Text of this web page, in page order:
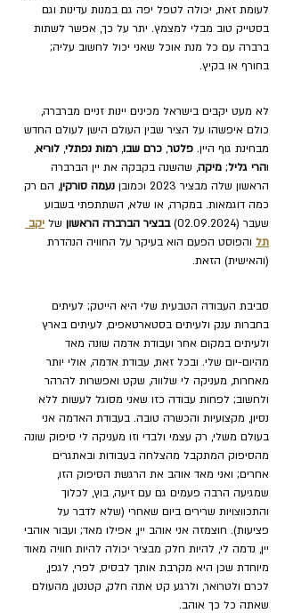
לעומת זאת, יכולה לטפל יפה גם במנות עדינות וגם
בסטייק טוב מבלי למצמץ. יתר על כך, אפשר לשתות
ברברה עם כל מנת אוכל שאני יכול לחשוב עליה;
בחורף או בקיץ.
לא מעט יקבים בישראל מכינים יינות זניים מברברה,
כולם איפשהו על הציר שבין העולם הישן לעולם החדש
מבחינת גוף היין. פלטר, כרם שבו, רמות נפתלי, לוריא,
והרי גליל; מיקה, שהשנה בקבקה את יין הברברה
הראשון שלה מבציר 2023 וכמובן
נעמה סורקין, הם רק
כמה דוגמאות. במקרה, או שלא, השתתפתי בשבוע
שעבר (02.09.2024)
בבציר הברברה הראשון של יקב
תל והפוסט הפעם הוא בעיקר על החוויה הנהדרת
(והאישית) הזאת.
סביבת העבודה הטבעית שלי היא הייטק; לעיתים
בחברות ענק ולעיתים בסטארטאפים, לעיתים בארץ
ולעיתים במקום אחר ועבודת אדמה שונה מאד
מהיום-יום שלי. ובכל זאת, עבודת אדמה, אולי יותר
מאחרות, מעניקה לי שלווה, שקט ואפשרות להרהר
ולחשוב; לפחות עבודה כזו שאני מסוגל לעשות ללא
נסיון, מקצועיות והכשרה טובה. בעבודת האדמה אני
בעולם משלי, רק עצמי ולבדי וזו מעניקה לי סיפוק שונה
מהסיפוק המתקבל מהצלחה בעבודות ובאתגרים
אחרים; ואני מאד אוהב את הרגשת הסיפוק הזו,
שמגיעה הרבה פעמים גם עם זיעה, בוץ, לכלוך
והתכווצויות שרירים ביום שאחרי (שלא לדבר על
פציעות). חוצמזה אני אוהב יין, אפילו מאד; ועבור אוהבי
יין, נדמה לי, להיות חלק מבציר יכולה להיות חוויה מאוד
מיוחדת שכן היא מקרבת אותך לבסיס, לפרי, לגפן,
לכרם ולטרואר, ולרגע קט אתה חלק, קטנטן, מהעולם
שאתה כל כך אוהב.